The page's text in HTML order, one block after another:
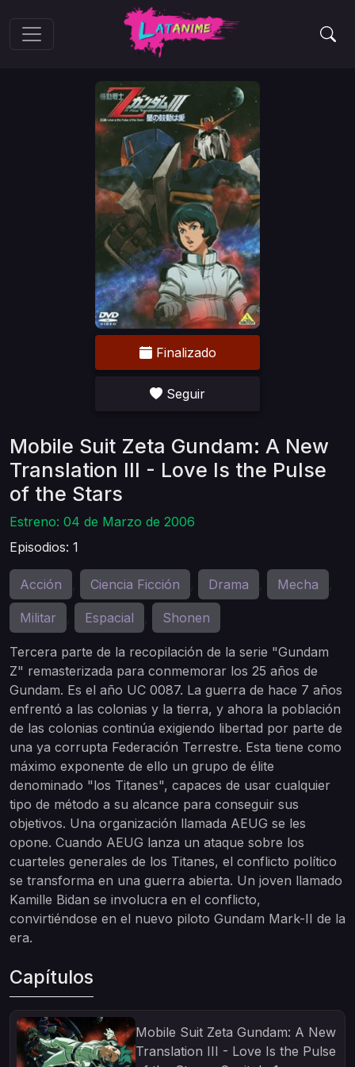
Finalizado
Seguir
Mobile Suit Zeta Gundam: A New
Translation III - Love Is the Pulse
of the Stars
Estreno: 04 de Marzo de 2006
Episodios: 1
Acción Ciencia Ficción Drama Mecha
Militar Espacial Shonen
Tercera parte de la recopilación de la serie "Gundam
Z" remasterizada para conmemorar los 25 años de
Gundam. Es el año UC 0087. La guerra de hace 7 años
enfrentó a las colonias y la tierra, y ahora la población
de las colonias continúa exigiendo libertad por parte de
una ya corrupta Federación Terrestre. Esta tiene como
máximo exponente de ello un grupo de élite
denominado "los Titanes", capaces de usar cualquier
tipo de método a su alcance para conseguir sus
objetivos. Una organización llamada AEUG se les
opone. Cuando AEUG lanza un ataque sobre los
cuarteles generales de los Titanes, el conflicto político
se transforma en una guerra abierta. Un joven llamado
Kamille Bidan se involucra en el conflicto,
convirtiéndose en el nuevo piloto Gundam Mark-II de la
era.
Capítulos
Mobile Suit Zeta Gundam: A New
Translation III - Love Is the Pulse